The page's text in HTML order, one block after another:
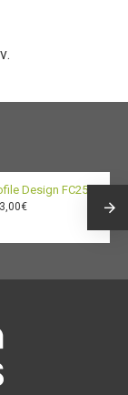
Design FC25